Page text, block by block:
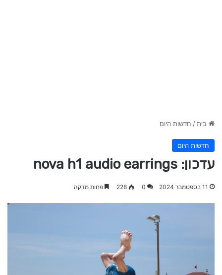
בית/ חדשות היום
חדשות היום
עדכון: nova h1 audio earrings
11 בספטמבר 2024 0
228 פחות מדקה